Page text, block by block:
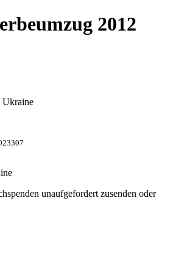
2012
Ukraine
unaufgefordert zusenden oder